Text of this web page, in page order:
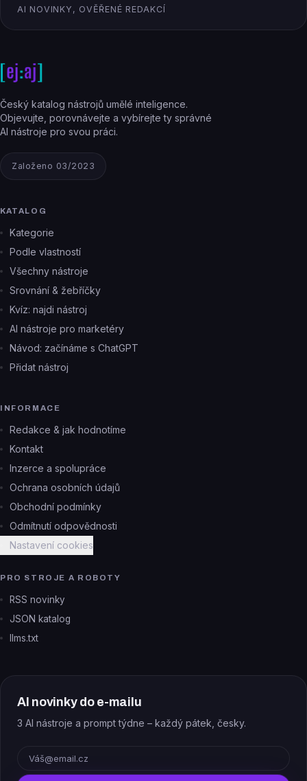
AI NOVINKY, OVĚŘENÉ REDAKCÍ
Český katalog nástrojů umělé inteligence.
Objevujte, porovnávejte a vybírejte ty správné
AI nástroje pro svou práci.
Založeno 03/2023
KATALOG
Kategorie
Podle vlastností
Všechny nástroje
Srovnání & žebříčky
Kvíz: najdi nástroj
AI nástroje pro marketéry
Návod: začínáme s ChatGPT
Přidat nástroj
INFORMACE
Redakce & jak hodnotíme
Kontakt
Inzerce a spolupráce
Ochrana osobních údajů
Obchodní podmínky
Odmítnutí odpovědnosti
Nastavení cookies
PRO STROJE A ROBOTY
RSS novinky
JSON katalog
llms.txt
AI novinky do e-mailu
3 AI nástroje a prompt týdne – každý pátek, česky.